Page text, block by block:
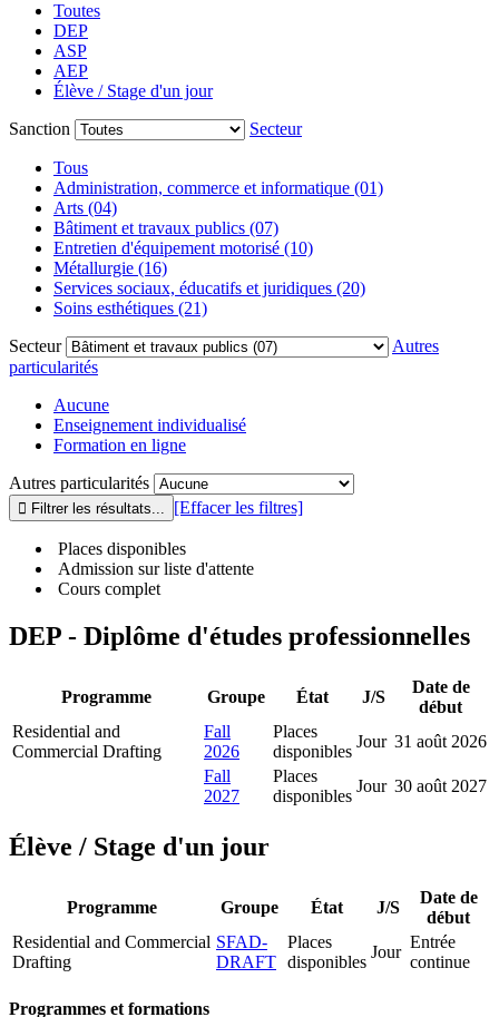
Toutes
DEP
ASP
AEP
Élève / Stage d'un jour
Sanction
Secteur
Tous
Administration, commerce et informatique (01)
Arts (04)
Bâtiment et travaux publics (07)
Entretien d'équipement motorisé (10)
Métallurgie (16)
Services sociaux, éducatifs et juridiques (20)
Soins esthétiques (21)
Secteur
Autres
particularités
Aucune
Enseignement individualisé
Formation en ligne
Autres particularités
[Effacer les filtres]
Places disponibles
Admission sur liste d'attente
Cours complet
DEP - Diplôme d'études professionnelles
Programme Groupe État J/S
Date de
début
Residential and
Commercial Drafting
Fall
2026
Places
disponibles
Jour 31 août 2026
Fall
2027
Places
disponibles
Jour 30 août 2027
Élève / Stage d'un jour
Programme Groupe État J/S
Date de
début
Residential and Commercial
Drafting
SFAD-
DRAFT
Places
disponibles
Jour
Entrée
continue
Programmes et formations